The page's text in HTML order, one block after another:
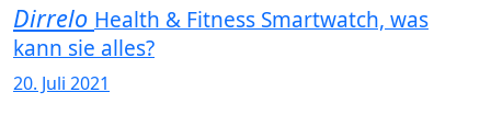
Dirrelo Health & Fitness Smartwatch, was
kann sie alles?
20. Juli 2021